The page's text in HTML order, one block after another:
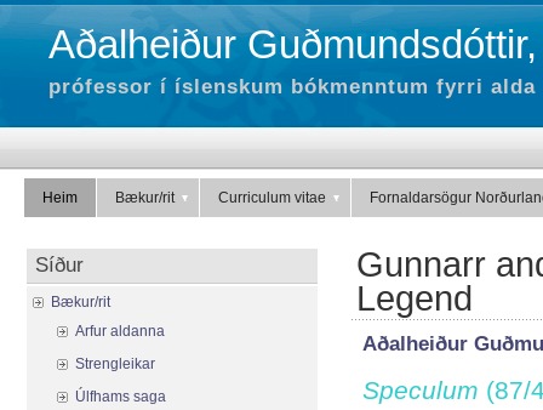
Aðalheiður Guðmundsdóttir,
prófessor í íslenskum bókmenntum fyrri alda
Heim Bækur/rit Curriculum vitae Fornaldarsögur
Gunnarr
Legend
Aðalheiður
Speculum (87/
Síður
Bækur/rit
Arfur aldanna
Strengleikar
Úlfhams saga